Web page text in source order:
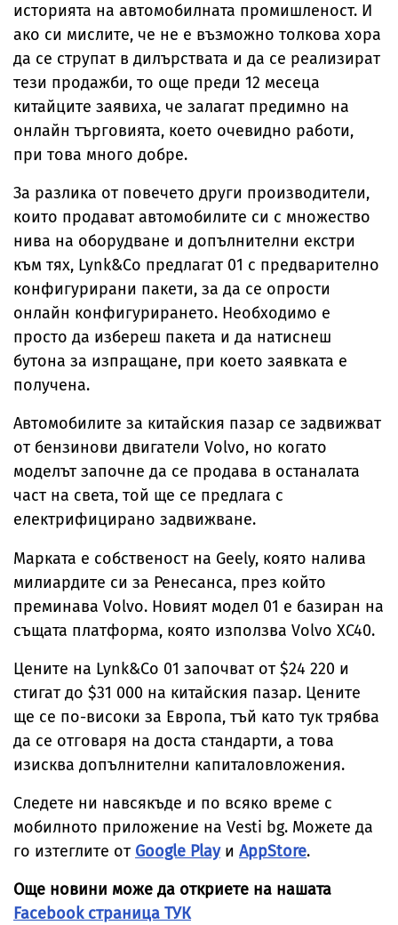
историята на автомобилната промишленост. И
ако си мислите, че не е възможно толкова хора
да се струпат в дилърствата и да се реализират
тези продажби, то още преди 12 месеца
китайците заявиха, че залагат предимно на
онлайн търговията, което очевидно работи,
при това много добре.
За разлика от повечето други производители,
които продават автомобилите си с множество
нива на оборудване и допълнителни екстри
към тях, Lynk&Co предлагат 01 с предварително
конфигурирани пакети, за да се опрости
онлайн конфигурирането. Необходимо е
просто да избереш пакета и да натиснеш
бутона за изпращане, при което заявката е
получена.
Автомобилите за китайския пазар се задвижват
от бензинови двигатели Volvo, но когато
моделът започне да се продава в останалата
част на света, той ще се предлага с
електрифицирано задвижване.
Марката е собственост на Geely, която налива
милиардите си за Ренесанса, през който
преминава Volvo. Новият модел 01 е базиран на
същата платформа, която използва Volvo XC40.
Цените на Lynk&Co 01 започват от $24 220 и
стигат до $31 000 на китайския пазар. Цените
ще се по-високи за Европа, тъй като тук трябва
да се отговаря на доста стандарти, а това
изисква допълнителни капиталовложения.
Следете ни навсякъде и по всяко време с
мобилното приложение на Vesti bg. Можете да
го изтеглите от Google Playи AppStore.
Още новини може да откриете на нашата
Facebook страница ТУК